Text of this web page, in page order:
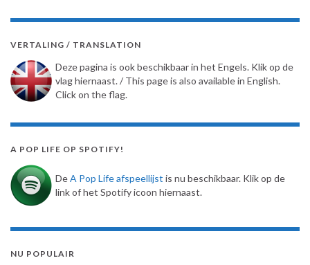
VERTALING / TRANSLATION
Deze pagina is ook beschikbaar in het Engels. Klik op de
vlag hiernaast. / This page is also available in English.
Click on the flag.
A POP LIFE OP SPOTIFY!
DeA Pop Life afspeellijst is nu beschikbaar. Klik op de
link of het Spotify icoon hiernaast.
NU POPULAIR